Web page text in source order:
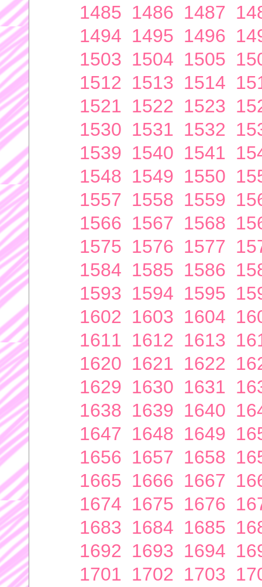
1485 1486 1487
1494 1495 1496
1503 1504 1505
1512 1513 1514
1521 1522 1523
1530 1531 1532
1539 1540 1541
1548 1549 1550
1557 1558 1559
1566 1567 1568
1575 1576 1577
1584 1585 1586
1593 1594 1595
1602 1603 1604
1611 1612 1613
1620 1621 1622
1629 1630 1631
1638 1639 1640
1647 1648 1649
1656 1657 1658
1665 1666 1667
1674 1675 1676
1683 1684 1685
1692 1693 1694
1701 1702 1703